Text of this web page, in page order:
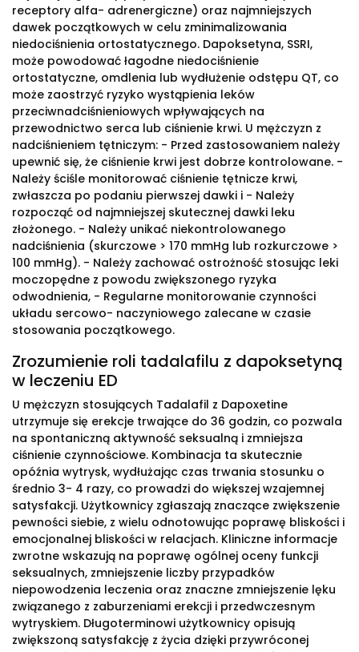
receptory alfa- adrenergiczne) oraz najmniejszych
dawek początkowych w celu zminimalizowania
niedociśnienia ortostatycznego. Dapoksetyna, SSRI,
może powodować łagodne niedociśnienie
ortostatyczne, omdlenia lub wydłużenie odstępu QT, co
może zaostrzyć ryzyko wystąpienia leków
przeciwnadciśnieniowych wpływających na
przewodnictwo serca lub ciśnienie krwi. U mężczyzn z
nadciśnieniem tętniczym: - Przed zastosowaniem należy
upewnić się, że ciśnienie krwi jest dobrze kontrolowane. -
Należy ściśle monitorować ciśnienie tętnicze krwi,
zwłaszcza po podaniu pierwszej dawki i - Należy
rozpocząć od najmniejszej skutecznej dawki leku
złożonego. - Należy unikać niekontrolowanego
nadciśnienia (skurczowe > 170 mmHg lub rozkurczowe >
100 mmHg). - Należy zachować ostrożność stosując leki
moczopędne z powodu zwiększonego ryzyka
odwodnienia, - Regularne monitorowanie czynności
układu sercowo- naczyniowego zalecane w czasie
stosowania początkowego.
Zrozumienie roli tadalafilu z dapoksetyną
w leczeniu ED
U mężczyzn stosujących Tadalafil z Dapoxetine
utrzymuje się erekcje trwające do 36 godzin, co pozwala
na spontaniczną aktywność seksualną i zmniejsza
ciśnienie czynnościowe. Kombinacja ta skutecznie
opóźnia wytrysk, wydłużając czas trwania stosunku o
średnio 3- 4 razy, co prowadzi do większej wzajemnej
satysfakcji. Użytkownicy zgłaszają znaczące zwiększenie
pewności siebie, z wielu odnotowując poprawę bliskości i
emocjonalnej bliskości w relacjach. Kliniczne informacje
zwrotne wskazują na poprawę ogólnej oceny funkcji
seksualnych, zmniejszenie liczby przypadków
niepowodzenia leczenia oraz znaczne zmniejszenie lęku
związanego z zaburzeniami erekcji i przedwczesnym
wytryskiem. Długoterminowi użytkownicy opisują
zwiększoną satysfakcję z życia dzięki przywróconej